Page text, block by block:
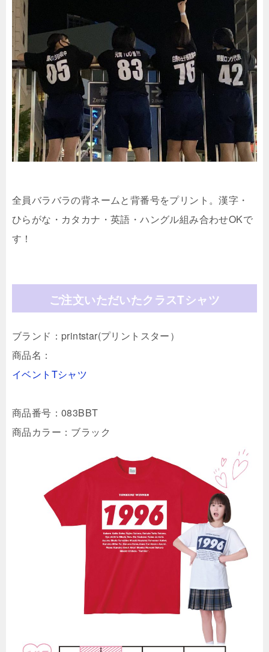
全員バラバラの背ネームと背番号をプリント。漢字・
ひらがな・カタカナ・英語・ハングル組み合わせOKで
す！
ご注文いただいたクラスTシャツ
ブランド：printstar(プリントスター）
商品名：
イベントTシャツ
商品番号：083BBT
商品カラー：ブラック